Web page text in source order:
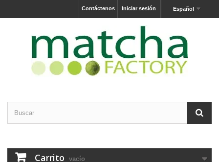
Español
Iniciar sesión
Contáctenos
Carrito vacío